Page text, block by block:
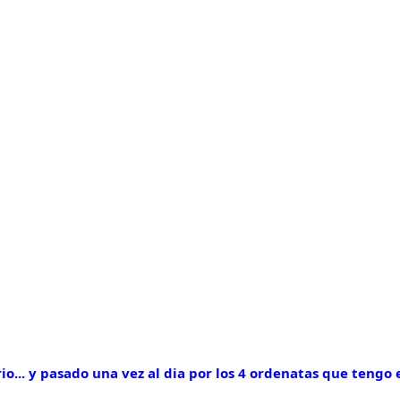
y pasado una vez al dia por los 4 ordenatas que tengo